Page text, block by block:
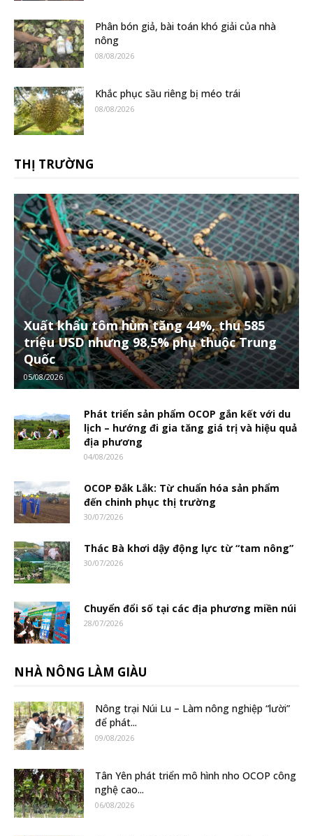
Phân bón giả, bài toán khó giải của nhà
nông
08/08/2026
Khắc phục sầu riêng bị méo trái
08/08/2026
THỊ TRƯỜNG
Xuất khẩu tôm hùm tăng 44%, thu 585
triệu USD nhưng 98,5% phụ thuộc Trung
Quốc
05/08/2026
Phát triển sản phẩm OCOP gắn kết với du
lịch – hướng đi gia tăng giá trị và hiệu quả
địa phương
04/08/2026
OCOP Đắk Lắk: Từ chuẩn hóa sản phẩm
đến chinh phục thị trường
30/07/2026
Thác Bà khơi dậy động lực từ “tam nông”
30/07/2026
Chuyển đổi số tại các địa phương miền núi
28/07/2026
NHÀ NÔNG LÀM GIÀU
Nông trại Núi Lu – Làm nông nghiệp “lười”
để phát...
09/08/2026
Tân Yên phát triển mô hình nho OCOP công
nghệ cao...
06/08/2026